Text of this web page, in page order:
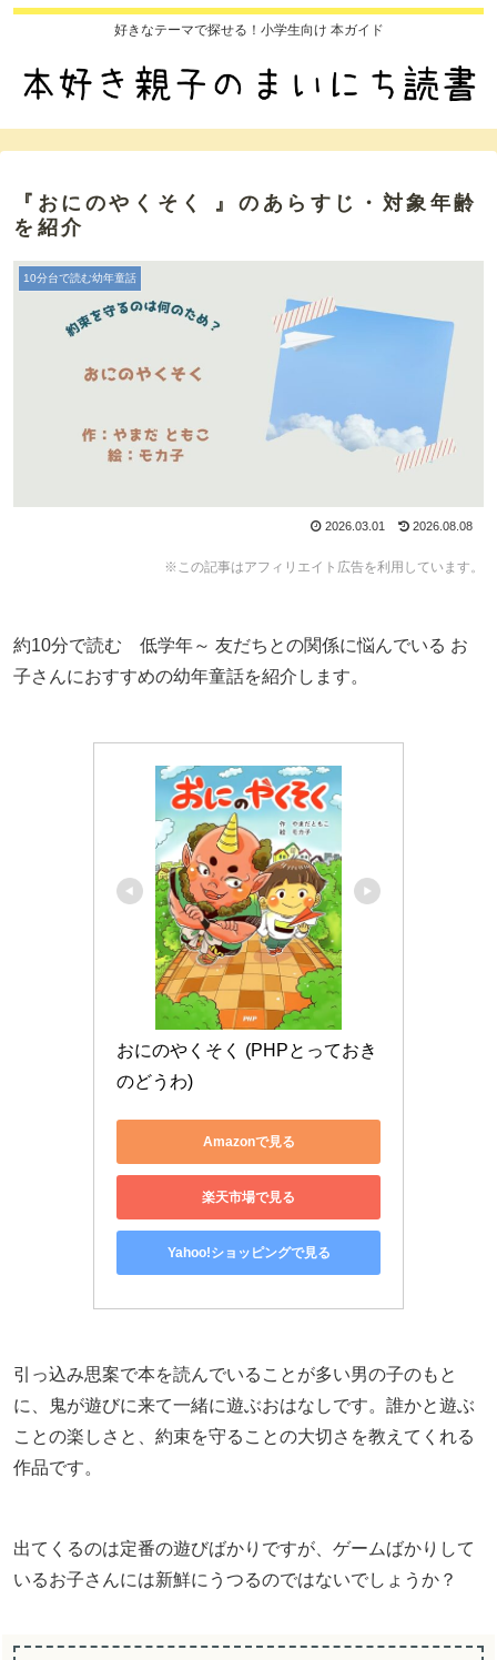
好きなテーマで探せる！小学生向け 本ガイド
『おにのやくそく 』のあらすじ・対象年齢
を紹介
10分台で読む幼年童話
2026.03.01 2026.08.08
※この記事はアフィリエイト広告を利用しています。
約10分で読む 低学年～ 友だちとの関係に悩んでいる お
子さんにおすすめの幼年童話を紹介します。
おにのやくそく (PHPとっておき
のどうわ)
Amazonで見る
楽天市場で見る
Yahoo!ショッピングで見る
引っ込み思案で本を読んでいることが多い男の子のもと
に、鬼が遊びに来て一緒に遊ぶおはなしです。誰かと遊ぶ
ことの楽しさと、約束を守ることの大切さを教えてくれる
作品です。
出てくるのは定番の遊びばかりですが、ゲームばかりして
いるお子さんには新鮮にうつるのではないでしょうか？